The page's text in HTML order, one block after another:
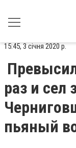
15:45, 3 січня 2020 р.
раз и сел
пьяный